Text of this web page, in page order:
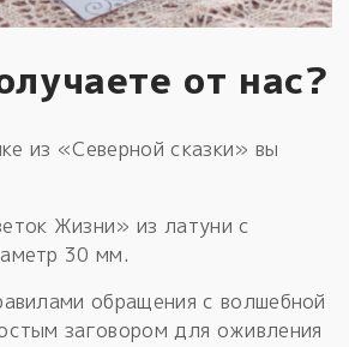
от нас?
из «Северной сказки» вы
Жизни» из латуни с
30 мм.
обращения с волшебной
заговором для оживления